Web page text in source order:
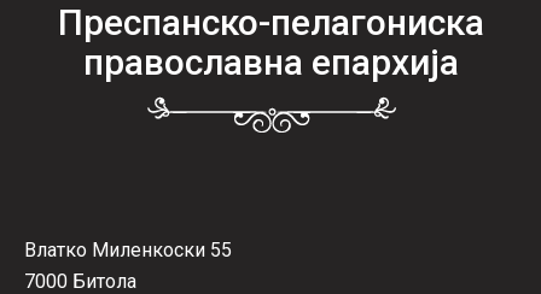
Преспанско-пелагониска
православна епархија
Влатко Миленкоски 55
7000 Битола